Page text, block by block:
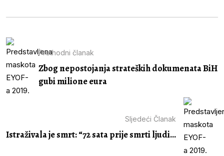
Prethodni članak
Zbog nepostojanja strateških dokumenata BiH
gubi milione eura
Sljedeći Članak
Istraživala je smrt: “72 sata prije smrti ljudi...